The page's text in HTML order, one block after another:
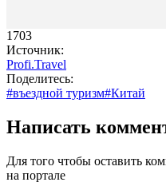
1703
Источник:
Profi.Travel
Поделитесь:
#въездной туризм#Китай
Написать
Для того чтобы оставить
на портале